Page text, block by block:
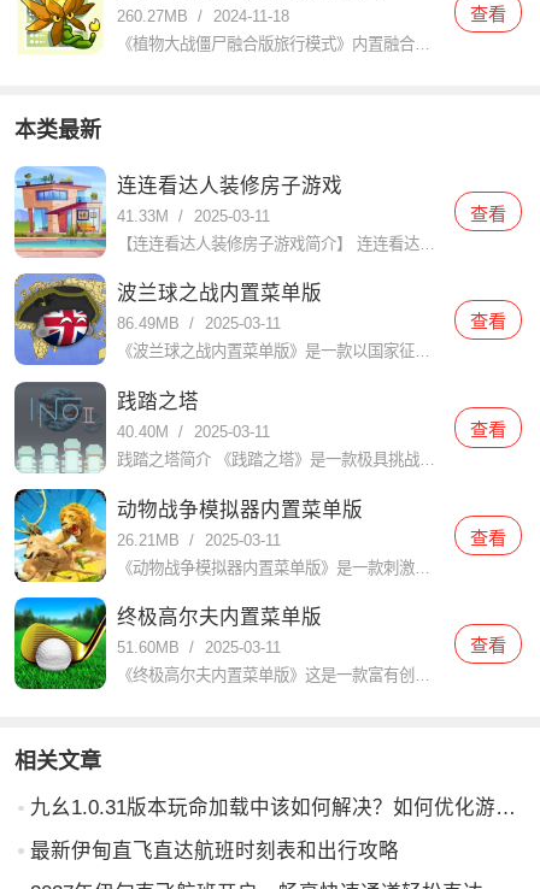
260.27MB / 2024-11-18
《植物大战僵尸融合版旅行模式》内置融合玩法的旅行模式，旅行模式可以把不同地图进行完美的混合在一起，玩法体验过程让玩家能够面对各种的挑战进行对抗，操作体验感觉也会变得十分的有趣。让玩家可以在在这里感受焕
查看
本类最新
连连看达人装修房子游戏
41.33M /
2025-03-11
【连连看达人装修房子游戏简介】 连连看达人装修房子是一款结合了经典连连看玩法与家居装修元素的休闲益智游戏。玩家需要在限定时间内通过连接相同的图案来消除它们，每消除一对图案即可获得装修材料和金币，用于装
查看
波兰球之战内置菜单版
86.49MB / 2025-03-11
《波兰球之战内置菜单版》是一款以国家征战和统一为核心的策略游戏，在游戏中，玩家扮演一位国家的领袖，通过建设城市、发展经济、招募军队和与其他国家进行外交、战争等手段，最终实现统一和国家崛起的目标。游戏以
查看
践踏之塔
40.40M /
2025-03-11
践踏之塔简介 《践踏之塔》是一款极具挑战性和趣味性的动作冒险游戏。玩家需要在不断攀登塔楼的过程中，克服各种障碍和敌人，体验到前所未有的紧张感和成就感。游戏以其独特的玩法和精美的画面吸引了大量玩家的关注
查看
动物战争模拟器内置菜单版
26.21MB /
2025-03-11
《动物战争模拟器内置菜单版》是一款刺激、有趣的模拟战略游戏，而且在这个游戏中，玩家将扮演不同类型的动物，与其他玩家进行战斗，争夺领地和资源。游戏以独特的图形和令人惊叹的音效为特色，为玩家带来一个逼真的
查看
终极高尔夫内置菜单版
51.60MB / 2025-03-11
《终极高尔夫内置菜单版》这是一款富有创意和刺激的高尔夫游戏，它提供了各种各样的关卡和挑战，玩家可以体验到真实的高尔夫对战和精彩的竞技体验。里面有真实的物理效果和更逼真的互动玩法，带给你极致的高尔夫体验
查看
相关文章
九幺1.0.31版本玩命加载中该如何解决？如何优化游戏体验？
最新伊甸直飞直达航班时刻表和出行攻略